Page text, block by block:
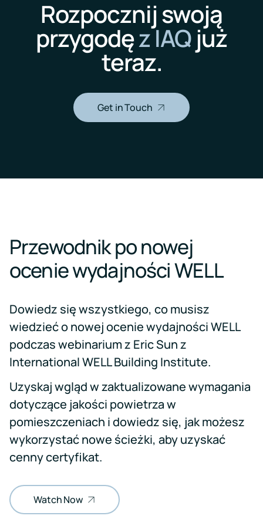
Rozpocznij swoją
przygodęz IAQ już
teraz.
Get in Touch
Przewodnik po nowej
ocenie wydajności WELL
Dowiedz się wszystkiego, co musisz
wiedzieć o nowej ocenie wydajności WELL
podczas webinarium z Eric Sun z
International WELL Building Institute.
Uzyskaj wgląd w zaktualizowane wymagania
dotyczące jakości powietrza w
pomieszczeniach i dowiedz się, jak możesz
wykorzystać nowe ścieżki, aby uzyskać
cenny certyfikat.
Watch Now